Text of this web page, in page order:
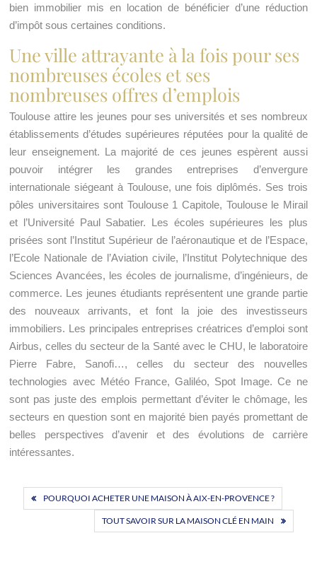
bien immobilier mis en location de bénéficier d’une réduction
d’impôt sous certaines conditions.
Une ville attrayante à la fois pour ses
nombreuses écoles et ses
nombreuses offres d’emplois
Toulouse attire les jeunes pour ses universités et ses nombreux
établissements d’études supérieures réputées pour la qualité de
leur enseignement. La majorité de ces jeunes espèrent aussi
pouvoir intégrer les grandes entreprises d’envergure
internationale siégeant à Toulouse, une fois diplômés. Ses trois
pôles universitaires sont Toulouse 1 Capitole, Toulouse le Mirail
et l’Université Paul Sabatier. Les écoles supérieures les plus
prisées sont l’Institut Supérieur de l’aéronautique et de l’Espace,
l’Ecole Nationale de l’Aviation civile, l’Institut Polytechnique des
Sciences Avancées, les écoles de journalisme, d’ingénieurs, de
commerce. Les jeunes étudiants représentent une grande partie
des nouveaux arrivants, et font la joie des investisseurs
immobiliers. Les principales entreprises créatrices d’emploi sont
Airbus, celles du secteur de la Santé avec le CHU, le laboratoire
Pierre Fabre, Sanofi…, celles du secteur des nouvelles
technologies avec Météo France, Galiléo, Spot Image. Ce ne
sont pas juste des emplois permettant d’éviter le chômage, les
secteurs en question sont en majorité bien payés promettant de
belles perspectives d’avenir et des évolutions de carrière
intéressantes.
Navigation
de
POURQUOI ACHETER UNE MAISON À AIX-EN-PROVENCE ?
TOUT SAVOIR SUR LA MAISON CLÉ EN MAIN